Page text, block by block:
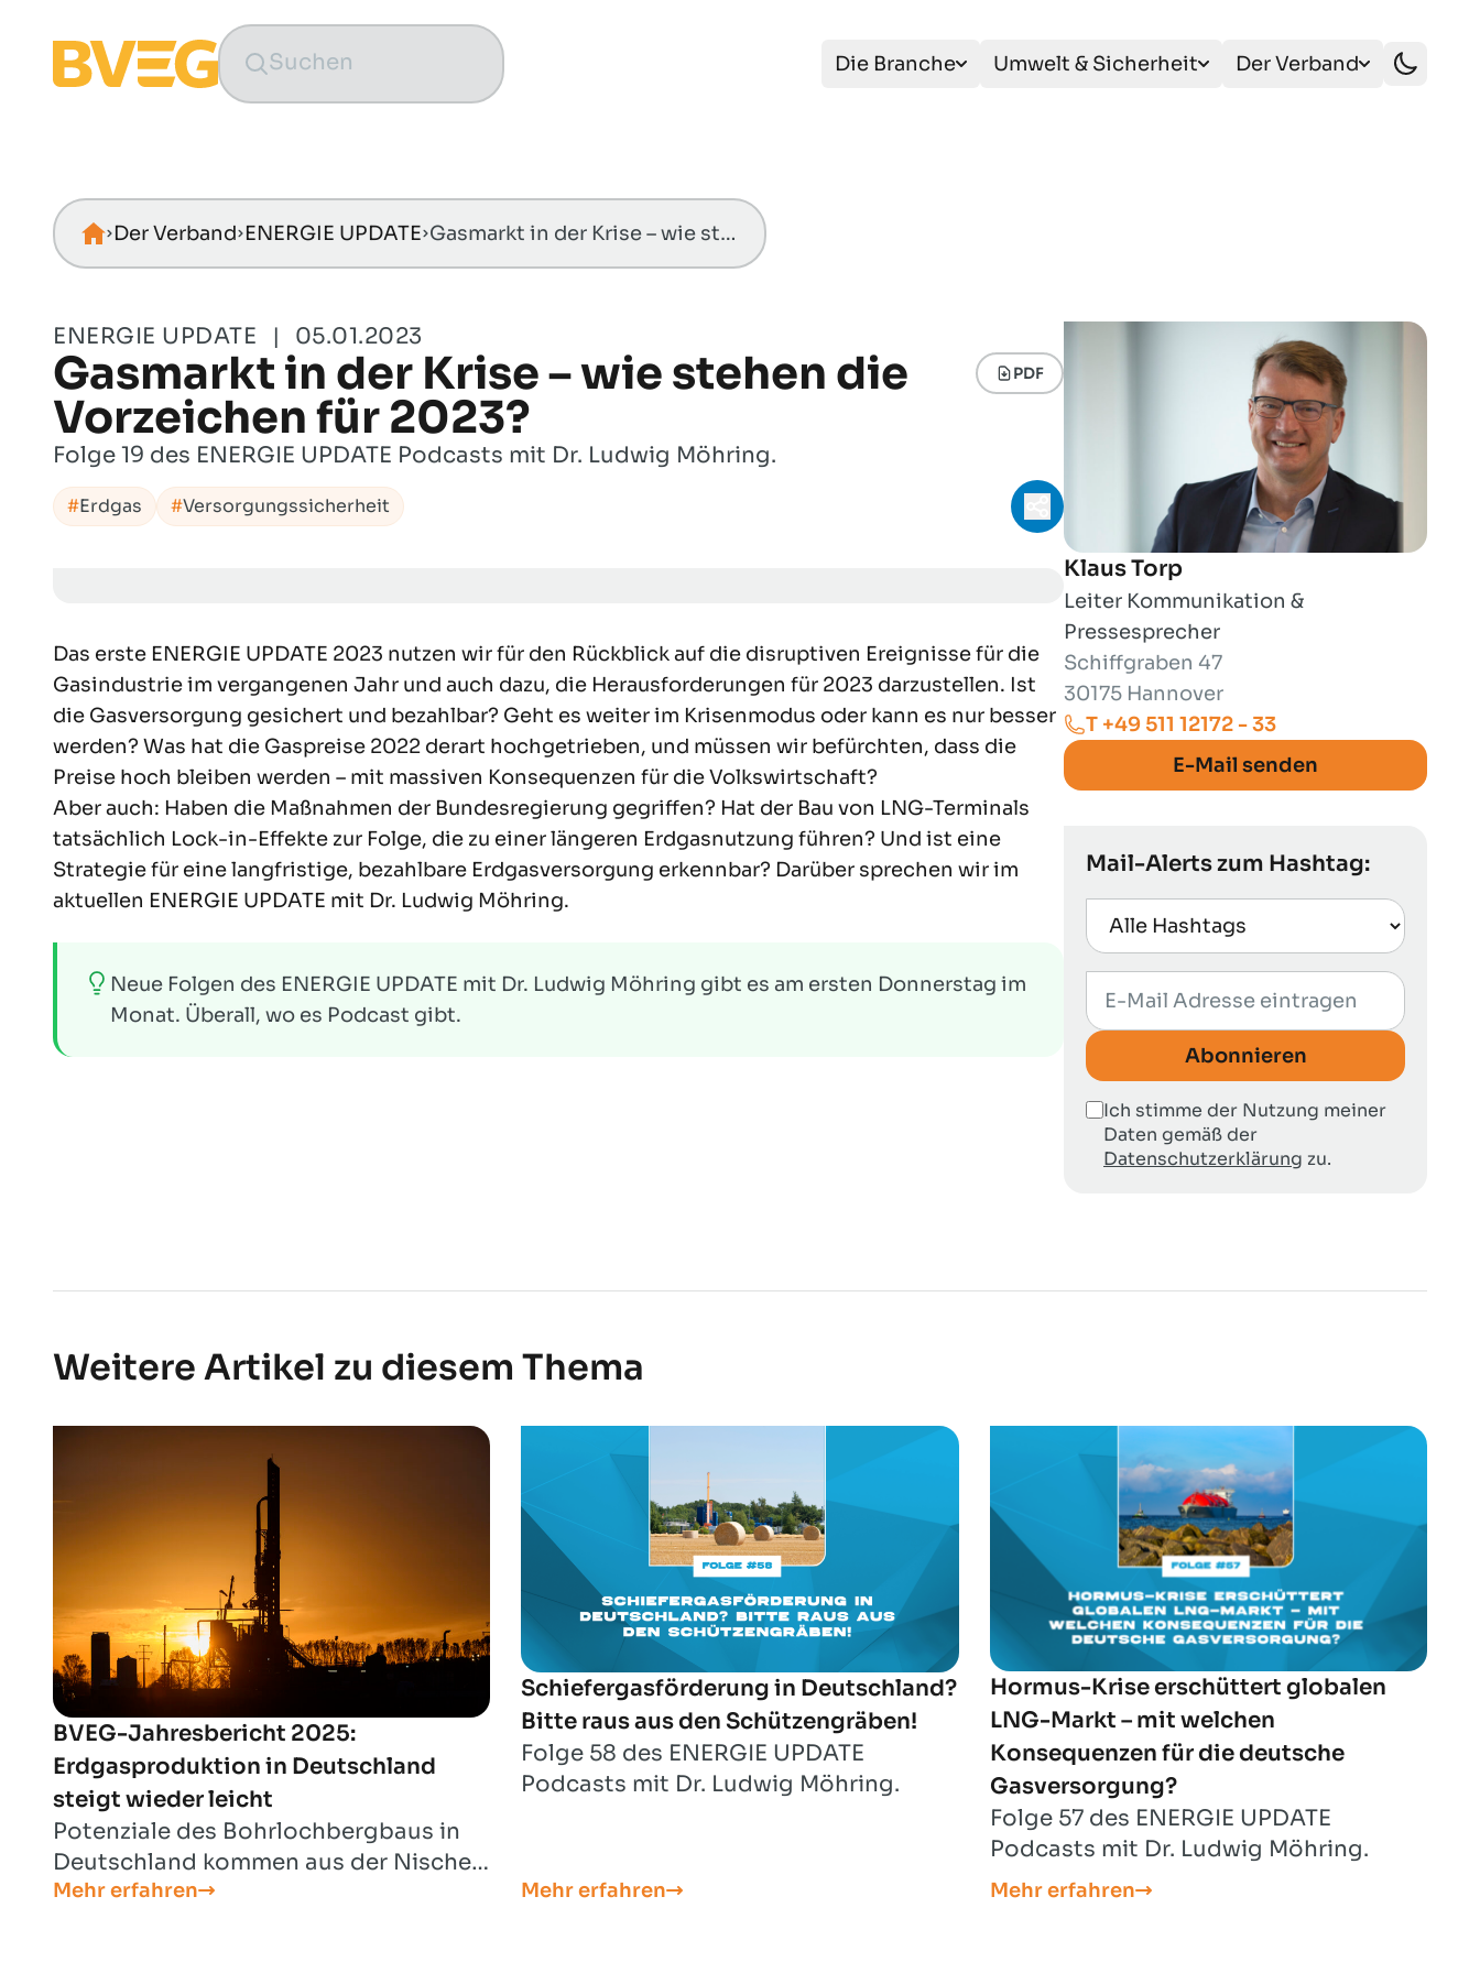
Die Branche Umwelt & Sicherheit Der Verband
Der Verband ENERGIE UPDATE Gasmarkt in der Krise – wie stehen die Vorzeichen für 2023?
ENERGIE UPDATE | 05.01.2023
Gasmarkt in der Krise – wie stehen die
Vorzeichen für 2023?
PDF
Folge 19 des ENERGIE UPDATE Podcasts mit Dr. Ludwig Möhring.
Erdgas Versorgungssicherheit Teilen-Menü öffnen
Das erste ENERGIE UPDATE 2023 nutzen wir für den Rückblick auf die disruptiven Ereignisse für die
Gasindustrie im vergangenen Jahr und auch dazu, die Herausforderungen für 2023 darzustellen. Ist
die Gasversorgung gesichert und bezahlbar? Geht es weiter im Krisenmodus oder kann es nur besser
werden? Was hat die Gaspreise 2022 derart hochgetrieben, und müssen wir befürchten, dass die
Preise hoch bleiben werden – mit massiven Konsequenzen für die Volkswirtschaft?
Aber auch: Haben die Maßnahmen der Bundesregierung gegriffen? Hat der Bau von LNG-Terminals
tatsächlich Lock-in-Effekte zur Folge, die zu einer längeren Erdgasnutzung führen? Und ist eine
Strategie für eine langfristige, bezahlbare Erdgasversorgung erkennbar? Darüber sprechen wir im
aktuellen ENERGIE UPDATE mit Dr. Ludwig Möhring.
Neue Folgen des ENERGIE UPDATE mit Dr. Ludwig Möhring gibt es am ersten Donnerstag im
Monat. Überall, wo es Podcast gibt.
Klaus Torp
Leiter Kommunikation &
Pressesprecher
Schiffgraben 47
30175 Hannover
T +49 511 12172 - 33
E-Mail senden
Mail-Alerts zum Hashtag:
Abonnieren
Ich stimme der Nutzung meiner
Daten gemäß der
Datenschutzerklärung zu.
Weitere Artikel zu diesem Thema
BVEG-Jahresbericht 2025:
Erdgasproduktion in Deutschland
steigt wieder leicht
Potenziale des Bohrlochbergbaus in
Deutschland kommen aus der Nische:
Neben Erdgas und Erdöl werden
Mehr erfahren
Schiefergasförderung in Deutschland?
Bitte raus aus den Schützengräben!
Folge 58 des ENERGIE UPDATE
Podcasts mit Dr. Ludwig Möhring.
Mehr erfahren
Hormus-Krise erschüttert globalen
LNG-Markt – mit welchen
Konsequenzen für die deutsche
Gasversorgung?
Folge 57 des ENERGIE UPDATE
Podcasts mit Dr. Ludwig Möhring.
Mehr erfahren